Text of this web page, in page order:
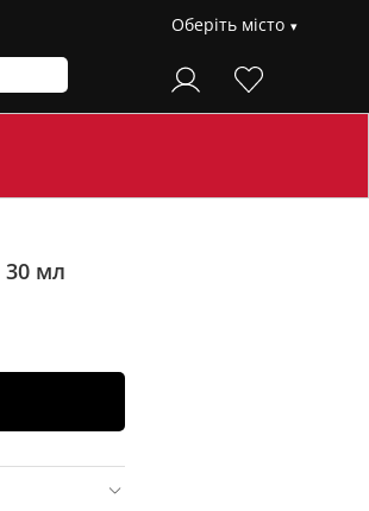
Оберіть місто
30 мл